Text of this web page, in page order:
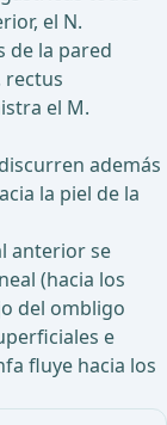
el N.
de la pared
rectus
el M.
además
la piel de la
anterior se
(hacia los
del ombligo
e
fluye hacia los